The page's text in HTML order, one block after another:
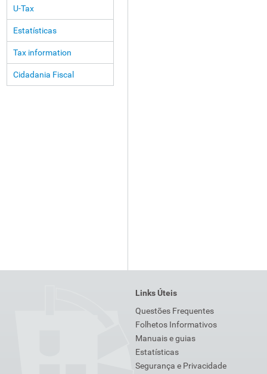
U-Tax
Estatísticas
Tax information
Cidadania Fiscal
Links Úteis
Questões Frequentes
Folhetos Informativos
Manuais e guias
Estatísticas
Segurança e Privacidade